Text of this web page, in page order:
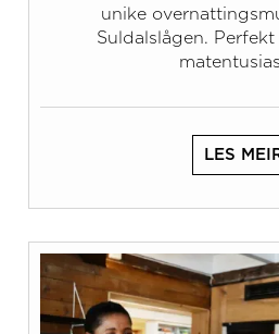
unike
Suldalslågen.
LES